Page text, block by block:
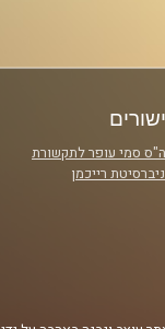
סמי עופר לתקשורת
רייכמן